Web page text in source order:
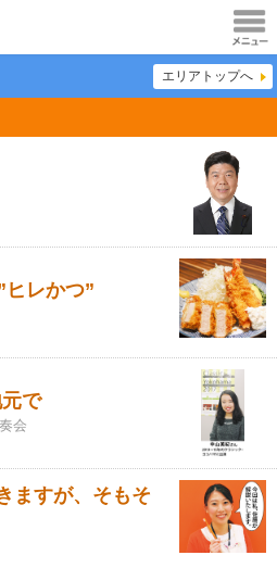
メニュ
ー
エリアトップへ
ヒレかつ”
で
会
ますが、そもそ